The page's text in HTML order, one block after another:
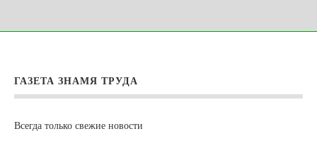
ГАЗЕТА ЗНАМЯ ТРУДА
Всегда только свежие новости